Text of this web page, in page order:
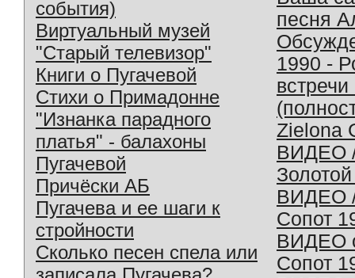
события)
Виртуальный музей
"Старый телевизор"
Книги о Пугачевой
Стихи о Примадонне
"Изнанка парадного
платья" - балахоны
Пугачевой
Причёски АБ
Пугачева и ее шаги к
стройности
Сколько песен спела или
песня
1990 -
Zielona
ВИДЕО
ВИДЕО
Сопот
ВИДЕО
Сопот